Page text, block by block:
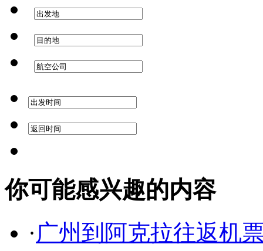
你可能感兴趣的内容
·广州到阿克拉往返机